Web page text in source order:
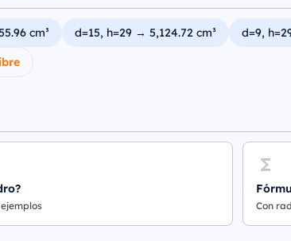
cm³ d=15, h=29 → 5,124.72 cm³ d=9,
Con